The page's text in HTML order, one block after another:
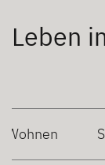
Leben
Wohnen